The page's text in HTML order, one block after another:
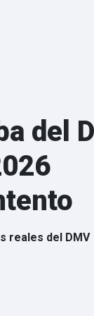
del
reales del DMV